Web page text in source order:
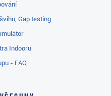
Gap testing
Indooru
- FAQ